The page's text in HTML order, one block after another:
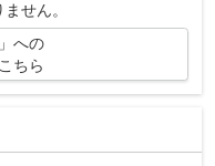
せん。
への
ちら